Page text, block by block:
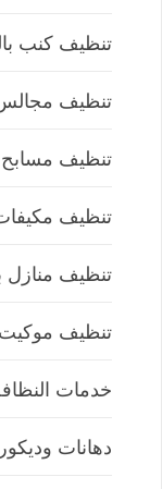
تنظيف كنب
تنظيف مجالس
تنظيف مسابح
تنظيف مكيفات
تنظيف منازل
تنظيف موكيت
خدمات
دهانات